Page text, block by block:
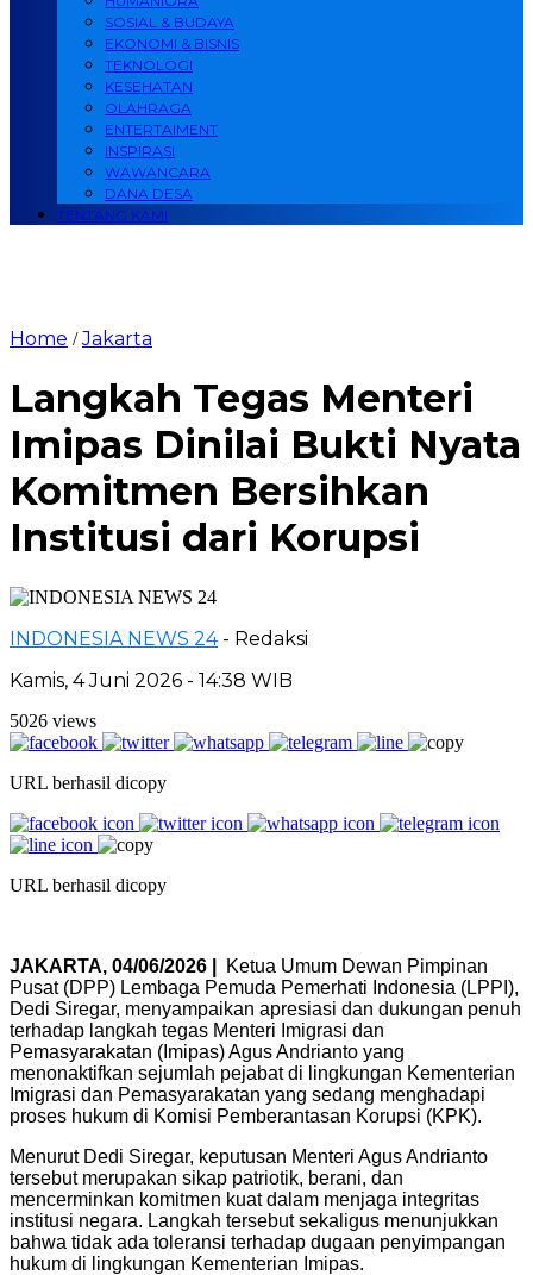
SOSIAL & BUDAYA
EKONOMI & BISNIS
TEKNOLOGI
KESEHATAN
OLAHRAGA
ENTERTAIMENT
INSPIRASI
WAWANCARA
DANA DESA
TENTANG KAMI
Home /Jakarta
Langkah Tegas Menteri
Imipas Dinilai Bukti Nyata
Komitmen Bersihkan
Institusi dari Korupsi
INDONESIA NEWS 24 - Redaksi
Kamis, 4 Juni 2026 - 14:38 WIB
5026 views
URL berhasil dicopy
URL berhasil dicopy
JAKARTA, 04/06/2026 |
Ketua Umum Dewan Pimpinan
Pusat (DPP) Lembaga Pemuda Pemerhati Indonesia (LPPI),
Dedi Siregar, menyampaikan apresiasi dan dukungan penuh
terhadap langkah tegas Menteri Imigrasi dan
Pemasyarakatan (Imipas) Agus Andrianto yang
menonaktifkan sejumlah pejabat di lingkungan Kementerian
Imigrasi dan Pemasyarakatan yang sedang menghadapi
proses hukum di Komisi Pemberantasan Korupsi (KPK).
Menurut Dedi Siregar, keputusan Menteri Agus Andrianto
tersebut merupakan sikap patriotik, berani, dan
mencerminkan komitmen kuat dalam menjaga integritas
institusi negara. Langkah tersebut sekaligus menunjukkan
bahwa tidak ada toleransi terhadap dugaan penyimpangan
hukum di lingkungan Kementerian Imipas.